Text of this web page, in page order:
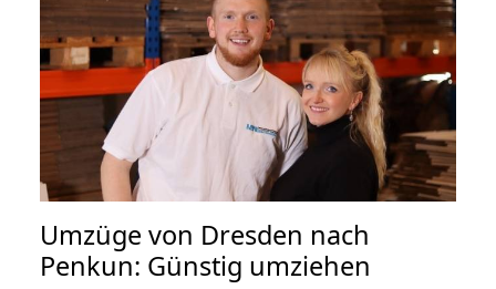
Umzüge von Dresden nach
Penkun: Günstig umziehen